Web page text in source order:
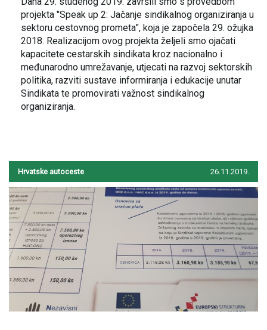
projekta "Speak up 2: Jačanje sindikalnog organiziranja u
sektoru cestovnog prometa", koja je započela 29. ožujka
2018. Realizacijom ovog projekta željeli smo ojačati
kapacitete cestarskih sindikata kroz nacionalno i
međunarodno umrežavanje, utjecati na razvoj sektorskih
politika, razviti sustave informiranja i edukacije unutar
Sindikata te promovirati važnost sindikalnog
organiziranja.
Hrvatske autoceste 26.11.2019.